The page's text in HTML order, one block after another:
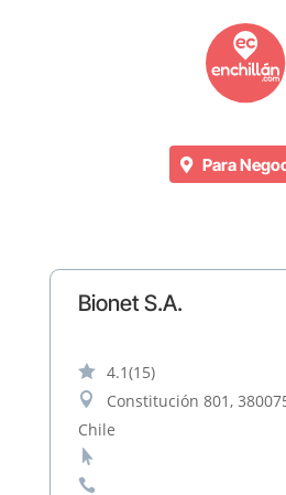
Para
Bionet S.A.
 4.1(15)

Constitución 801,
Chile

